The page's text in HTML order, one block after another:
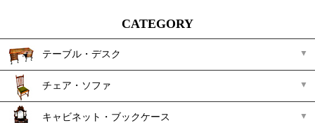
CATEGORY
テーブル・デスク
チェア・ソファ
キャビネット・ブックケース